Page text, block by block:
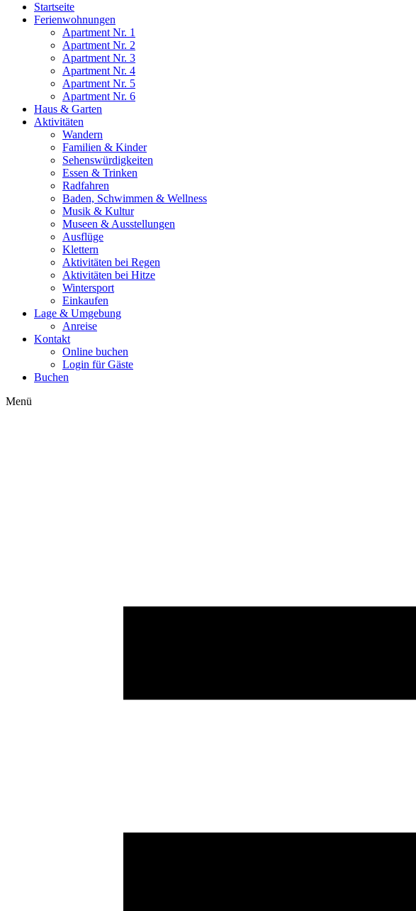
Startseite
Ferienwohnungen
Apartment Nr. 1
Apartment Nr. 2
Apartment Nr. 3
Apartment Nr. 4
Apartment Nr. 5
Apartment Nr. 6
Haus & Garten
Aktivitäten
Wandern
Familien & Kinder
Sehenswürdigkeiten
Essen & Trinken
Radfahren
Baden, Schwimmen & Wellness
Musik & Kultur
Museen & Ausstellungen
Ausflüge
Klettern
Aktivitäten bei Regen
Aktivitäten bei Hitze
Wintersport
Einkaufen
Lage & Umgebung
Anreise
Kontakt
Online buchen
Login für Gäste
Buchen
Menü